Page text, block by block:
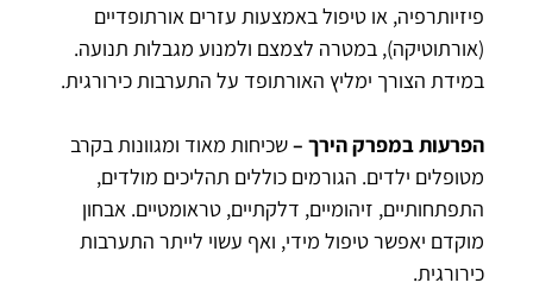
פיזיותרפיה, או טיפול באמצעות עזרים אורתופדיים
(אורתוטיקה), במטרה לצמצם ולמנוע מגבלות תנועה.
במידת הצורך ימליץ האורתופד על התערבות כירורגית.
הפרעות במפרק הירך –שכיחות מאוד ומגוונות בקרב
מטופלים ילדים. הגורמים כוללים תהליכים מולדים,
התפתחותיים, זיהומיים, דלקתיים, טראומטיים. אבחון
מוקדם יאפשר טיפול מידי, ואף עשוי לייתר התערבות
כירורגית.